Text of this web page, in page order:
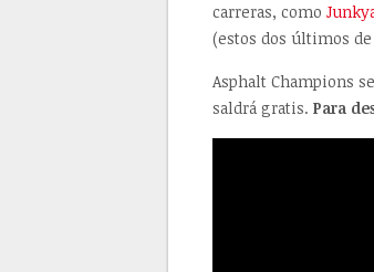
carreras, como
(estos dos últimos
Asphalt Champions
saldrá gratis. Para